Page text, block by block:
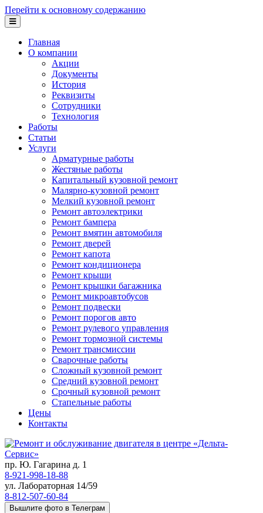
Перейти к основному содержанию
Главная
О компании
Акции
Документы
История
Реквизиты
Сотрудники
Технология
Работы
Статьи
Услуги
Арматурные работы
Жестяные работы
Капитальный кузовной ремонт
Малярно-кузовной ремонт
Мелкий кузовной ремонт
Ремонт автоэлектрики
Ремонт бампера
Ремонт вмятин автомобиля
Ремонт дверей
Ремонт капота
Ремонт кондиционера
Ремонт крыши
Ремонт крышки багажника
Ремонт микроавтобусов
Ремонт подвески
Ремонт порогов авто
Ремонт рулевого управления
Ремонт тормозной системы
Ремонт трансмиссии
Сварочные работы
Сложный кузовной ремонт
Средний кузовной ремонт
Срочный кузовной ремонт
Стапельные работы
Цены
Контакты
пр. Ю. Гагарина д. 1
8-921-998-18-88
ул. Лабораторная 14/59
8-812-507-60-84
Вышлите фото в Телеграм